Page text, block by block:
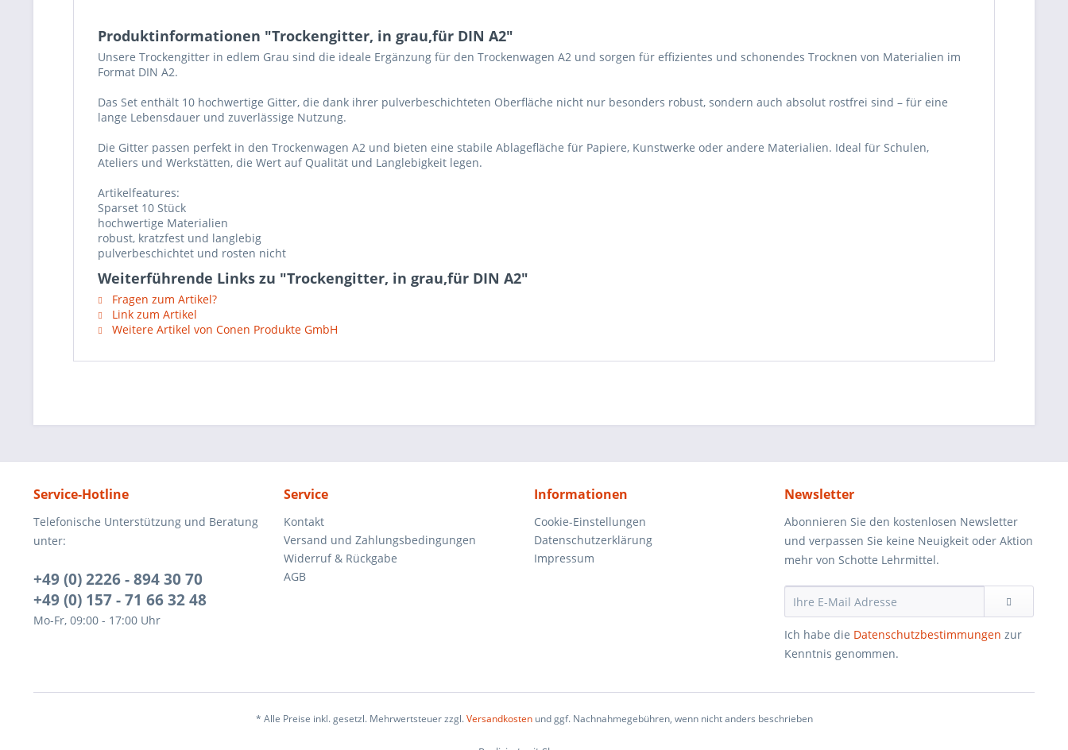
Produktinformationen "Trockengitter, in grau,für DIN A2"
Unsere Trockengitter in edlem Grau sind die ideale Ergänzung für den Trockenwagen A2 und sorgen für effizientes und schonendes Trocknen von Materialien im
Format DIN A2.
Das Set enthält 10 hochwertige Gitter, die dank ihrer pulverbeschichteten Oberfläche nicht nur besonders robust, sondern auch absolut rostfrei sind – für eine
lange Lebensdauer und zuverlässige Nutzung.
Die Gitter passen perfekt in den Trockenwagen A2 und bieten eine stabile Ablagefläche für Papiere, Kunstwerke oder andere Materialien. Ideal für Schulen,
Ateliers und Werkstätten, die Wert auf Qualität und Langlebigkeit legen.
Artikelfeatures:
Sparset 10 Stück
hochwertige Materialien
robust, kratzfest und langlebig
pulverbeschichtet und rosten nicht
Weiterführende Links zu "Trockengitter, in grau,für DIN A2"
Fragen zum Artikel?
Link zum Artikel
Weitere Artikel von Conen Produkte GmbH
Service-Hotline
Telefonische Unterstützung und Beratung
unter:
+49 (0) 2226 - 894 30 70
+49 (0) 157 - 71 66 32 48
Mo-Fr, 09:00 - 17:00 Uhr
Service
Kontakt
Versand und Zahlungsbedingungen
Widerruf & Rückgabe
AGB
Informationen
Cookie-Einstellungen
Datenschutzerklärung
Impressum
Newsletter
Abonnieren Sie den kostenlosen Newsletter
und verpassen Sie keine Neuigkeit oder Aktion
mehr von Schotte Lehrmittel.
Ich habe die Datenschutzbestimmungen zur
Kenntnis genommen.
* Alle Preise inkl. gesetzl. Mehrwertsteuer zzgl.Versandkostenund ggf. Nachnahmegebühren, wenn nicht anders beschrieben